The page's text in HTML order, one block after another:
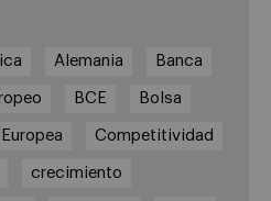
Alemania Banca
BCE Bolsa
Competitividad
crecimiento